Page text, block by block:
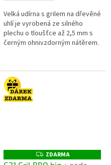
Velká udírna s grilem na dřevěné
uhlí je vyrobená ze silného
plechu o tloušťce až 2,5 mm s
černým ohnivzdorným nátěrem.
vestavěným...
Z
D
ZDARMA